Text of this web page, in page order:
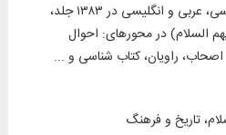
متن کامل ۴۴۵ عنوان کتاب فارسی، عربی و انگلیسی در ۱۳۸۳ جلد،
السلام) در محورهای: احوال
راویان، کتاب شناسی و ...
تاریخ و فرهنگ